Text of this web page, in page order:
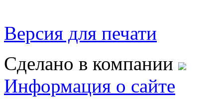
Версия для печати
Сделано в компании
Информация о сайте